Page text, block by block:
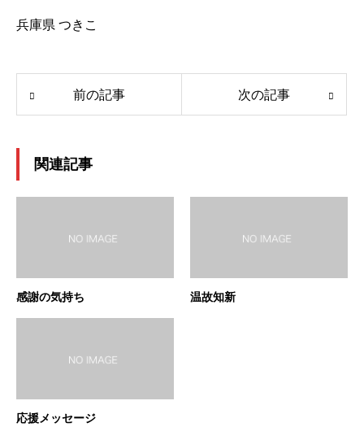
兵庫県 つきこ
前の記事 次の記事
関連記事
感謝の気持ち 温故知新
応援メッセージ